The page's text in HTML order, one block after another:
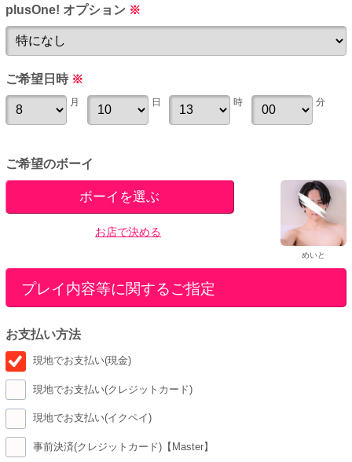
plusOne! オプション ※
ご希望日時 ※
月 日 時 分
ご希望のボーイ
めいと
ボーイを選ぶ
お店で決める
プレイ内容等に関するご指定
お支払い方法
現地でお支払い(現金)
現地でお支払い(クレジットカード)
現地でお支払い(イクペイ)
事前決済(クレジットカード)【Master】